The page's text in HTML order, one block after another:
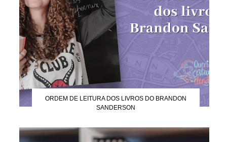
ORDEM DE LEITURA DOS LIVROS DO BRANDON
SANDERSON